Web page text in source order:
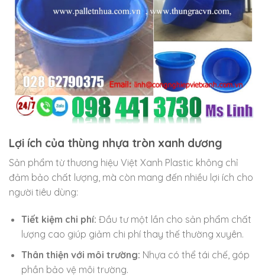
Lợi ích của thùng nhựa tròn xanh dương
Sản phẩm từ thương hiệu Việt Xanh Plastic không chỉ
đảm bảo chất lượng, mà còn mang đến nhiều lợi ích cho
người tiêu dùng:
Tiết kiệm chi phí: Đầu tư một lần cho sản phẩm chất
lượng cao giúp giảm chi phí thay thế thường xuyên.
Thân thiện với môi trường: Nhựa có thể tái chế, góp
phần bảo vệ môi trường.